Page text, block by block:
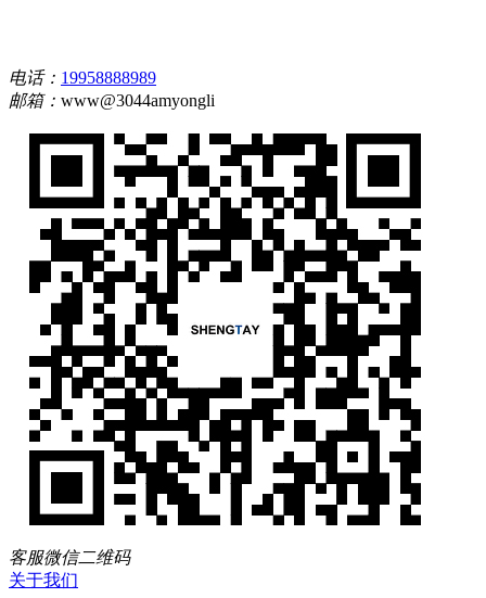
电话： 19958888989
邮箱： www@3044amyongli
客服微信二维码
关于我们